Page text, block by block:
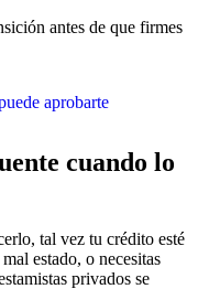
antes de que firmes
aprobarte
cuando lo
tal vez tu crédito esté
estado, o necesitas
privados se